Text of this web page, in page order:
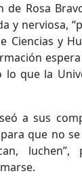
de Rosa
y nerviosa,
Ciencias y
lo que la
a sus
que no